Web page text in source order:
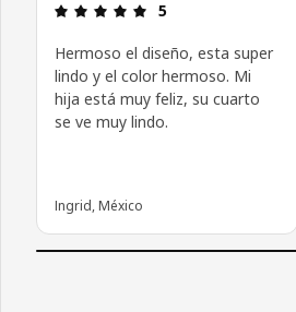
Revisión: 5 fuera
5
Hermoso el diseño, esta super
lindo y el color hermoso. Mi
hija está muy feliz, su cuarto
se ve muy lindo.
Ingrid, México